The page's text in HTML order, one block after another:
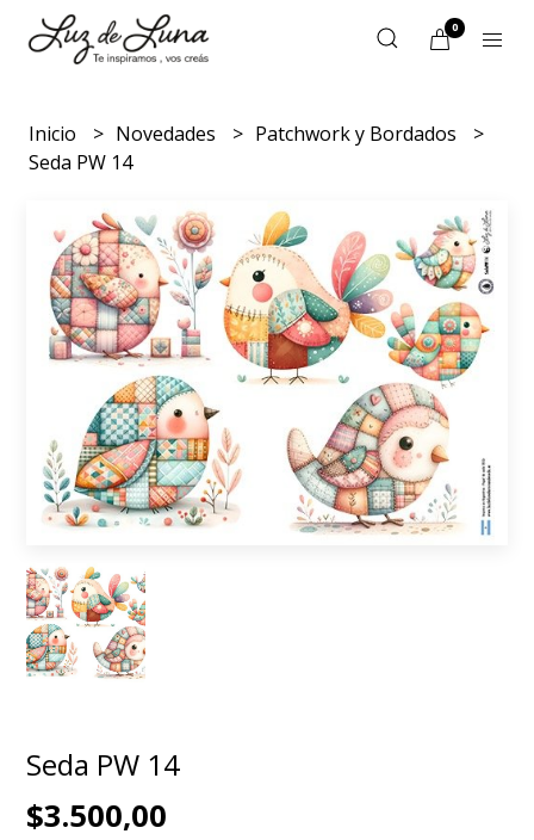
0
Inicio Novedades
Patchwork y Bordados
Seda PW 14
Seda PW 14
$3.500,00